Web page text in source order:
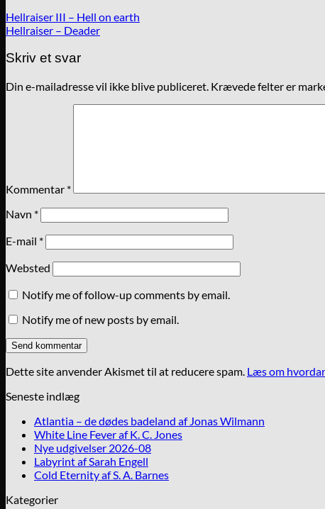
Hellraiser III – Hell on earth
Hellraiser – Deader
Skriv et svar
Din e-mailadresse vil ikke blive publiceret. Krævede felter er
Kommentar *
Navn *
E-mail *
Websted
Notify me of follow-up comments by email.
Notify me of new posts by email.
Dette site anvender Akismet til at reducere spam. Læs om
Seneste indlæg
Atlantia – de dødes badeland af Jonas Wilmann
White Line Fever af K. C. Jones
Nye udgivelser 2026-08
Labyrint af Sarah Engell
Cold Eternity af S. A. Barnes
Kategorier